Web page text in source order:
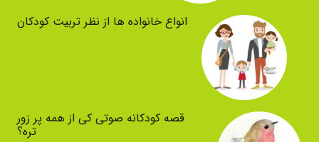
انواع خانواده ها از نظر تربیت کودکان
قصه کودکانه صوتی کی از همه پر زور
تره؟